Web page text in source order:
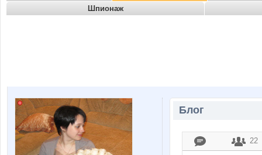
Шпионаж
Блог
22